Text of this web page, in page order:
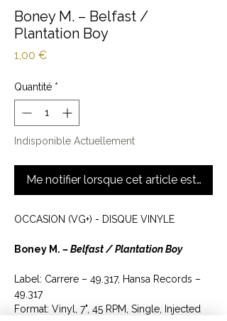
Boney M. ‎– Belfast /
Plantation Boy
1,00 €Prix
Quantité *
Indisponible Actuellement
Me notifier lorsque cet article est
OCCASION (VG+) - DISQUE VINYLE
Boney M. ‎ – Belfast / Plantation Boy
Label: Carrere ‎– 49.317, Hansa Records ‎–
49.317
Format: Vinyl, 7", 45 RPM, Single, Injected